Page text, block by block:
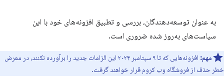
به عنوان توسعه‌دهندگان، بررسی و تطبیق افزونه‌های خود با این
سیاست‌های به‌روز شده ضروری است.
مهم:
افزونه‌هایی که تا ۹ سپتامبر ۲۰۲۴ این الزامات جدید را برآورده نکنند، در معرض
خطر حذف از فروشگاه وب کروم قرار خواهند گرفت.